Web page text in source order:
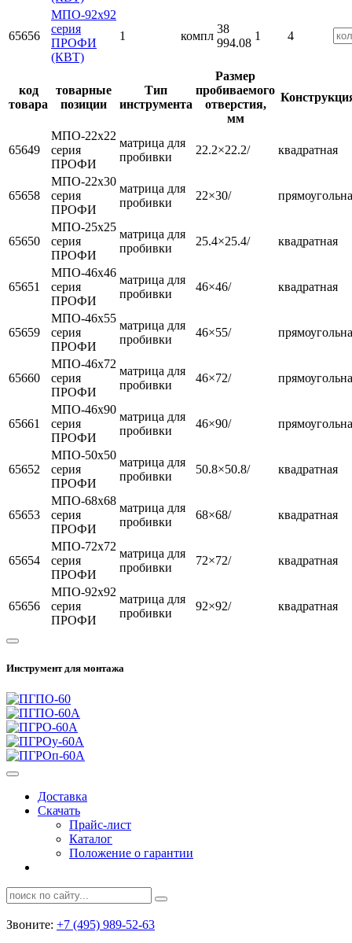
65656
МПО-92х92
серия
ПРОФИ
(КВТ)
1 компл
38
994.08
1 4
код
товара
товарные
позиции
Тип
инструмента
Размер
пробиваемого
отверстия,
мм
65649
МПО-22х22
серия
ПРОФИ
матрица для
пробивки
22.2×22.2/ квадратная
65658
МПО-22х30
серия
ПРОФИ
матрица для
пробивки
22×30/
65650
МПО-25х25
серия
ПРОФИ
матрица для
пробивки
25.4×25.4/ квадратная
65651
МПО-46х46
серия
ПРОФИ
матрица для
пробивки
46×46/ квадратная
65659
МПО-46х55
серия
ПРОФИ
матрица для
пробивки
46×55/
65660
МПО-46х72
серия
ПРОФИ
матрица для
пробивки
46×72/
65661
МПО-46х90
серия
ПРОФИ
матрица для
пробивки
46×90/
65652
МПО-50х50
серия
ПРОФИ
матрица для
пробивки
50.8×50.8/ квадратная
65653
МПО-68х68
серия
ПРОФИ
матрица для
пробивки
68×68/ квадратная
65654
МПО-72х72
серия
ПРОФИ
матрица для
пробивки
72×72/ квадратная
65656
МПО-92х92
серия
ПРОФИ
матрица для
пробивки
92×92/ квадратная
Инструмент для монтажа
Доставка
Скачать
Прайс-лист
Каталог
Положение о гарантии
Звоните: +7 (495) 989-52-63